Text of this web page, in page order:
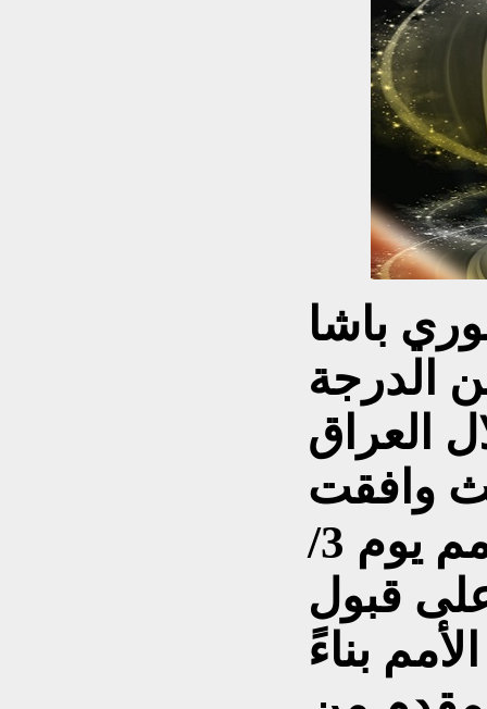
باشا
الدرجة
العراق
وافقت
الجمعية العامة لعصبة الأمم يوم 3/
الأول/1932 على قبول
بناءً